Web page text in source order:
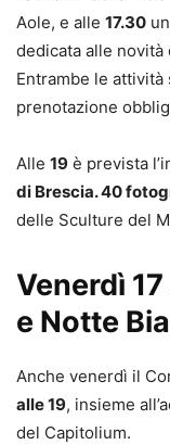
Aole, e alle 17.30
dedicata alle novità
Entrambe le
prenotazione
Alle 19 è prevista
di Brescia. 40
delle Sculture del
Venerdì
e Notte
Anche venerdì il
alle 19, insieme
del Capitolium.